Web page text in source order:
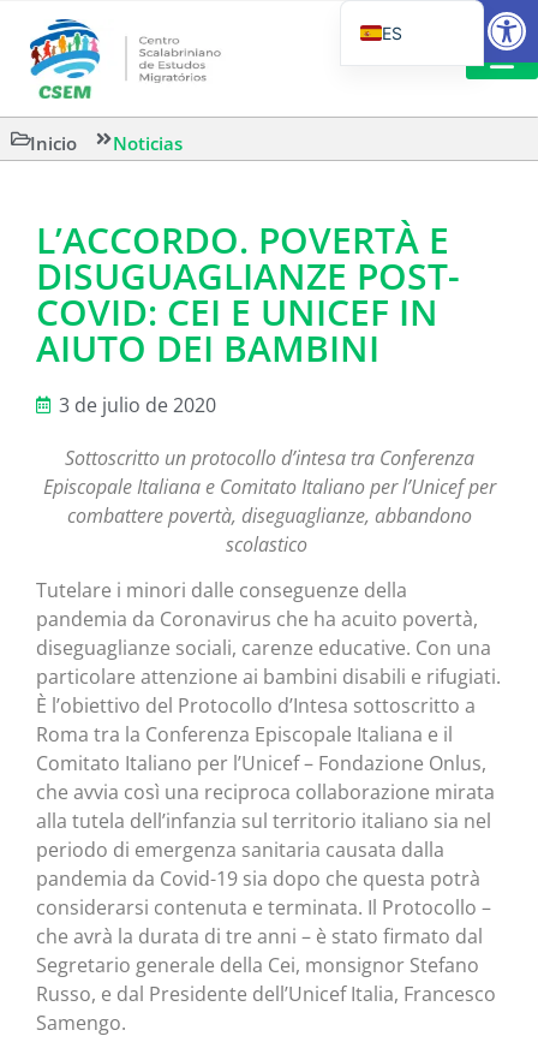
Inicio Noticias
L’ACCORDO. POVERTÀ E
DISUGUAGLIANZE POST-
COVID: CEI E UNICEF IN
AIUTO DEI BAMBINI
3 de julio de 2020
Sottoscritto un protocollo d’intesa tra Conferenza
Episcopale Italiana e Comitato Italiano per l’Unicef per
combattere povertà, diseguaglianze, abbandono
scolastico
Tutelare i minori dalle conseguenze della
pandemia da Coronavirus che ha acuito povertà,
diseguaglianze sociali, carenze educative. Con una
particolare attenzione ai bambini disabili e rifugiati.
È l’obiettivo del Protocollo d’Intesa sottoscritto a
Roma tra la Conferenza Episcopale Italiana e il
Comitato Italiano per l’Unicef – Fondazione Onlus,
che avvia così una reciproca collaborazione mirata
alla tutela dell’infanzia sul territorio italiano sia nel
periodo di emergenza sanitaria causata dalla
pandemia da Covid-19 sia dopo che questa potrà
considerarsi contenuta e terminata. Il Protocollo –
che avrà la durata di tre anni – è stato firmato dal
Segretario generale della Cei, monsignor Stefano
Russo, e dal Presidente dell’Unicef Italia, Francesco
Samengo.
ES
EN